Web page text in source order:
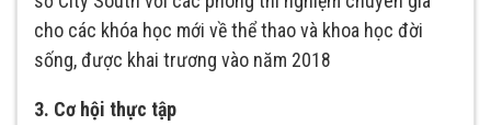
cho các khóa học mới về thể thao và khoa học đời
sống, được khai trương vào năm 2018
3. Cơ hội thực tập